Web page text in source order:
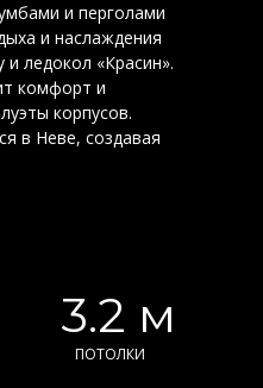
3.2 м
ПОТОЛКИ
и перголами
и наслаждения
ледокол «Красин».
комфорт и
корпусов.
в Неве, создавая